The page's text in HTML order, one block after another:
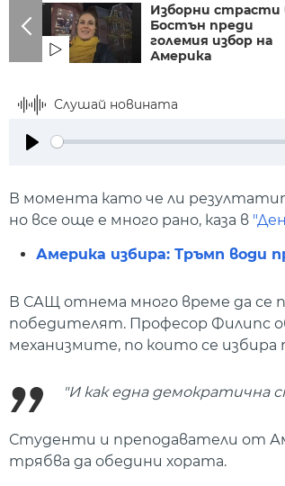
Изборни страсти
Бостън преди
големия избор на
Америка
Слушай новината
В момента като че ли
но все още е много рано, каза в
Америка избира: Тръмп води
В САЩ отнема много време да се
победителят. Професор Филипс
механизмите, по които се
"И как една демократична
Студенти и преподаватели от
трябва да обедини хората.